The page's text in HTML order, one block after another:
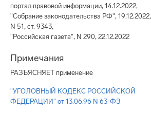
портал правовой информации, 14.12.2022,
"Собрание законодательства РФ", 19.12.2022,
N 51, ст. 9343,
"Российская газета", N 290, 22.12.2022
Примечания
РАЗЪЯСНЯЕТ применение
"УГОЛОВНЫЙ КОДЕКС РОССИЙСКОЙ
ФЕДЕРАЦИИ" от 13.06.96 N 63-ФЗ